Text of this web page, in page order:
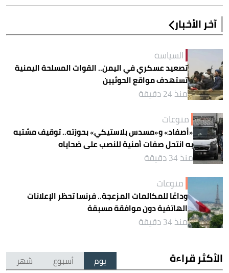
آخر الأخبار
السياسة
تصعيد عسكري في اليمن.. القوات المسلحة اليمنية
تستهدف مواقع الحوثيين
منذ 24 دقيقة
منوعات
«أصفاد» و«مسدس بلاستيكي» بحوزته.. توقيف مشتبه
به انتحل صفات أمنية للنصب على ضحاياه
منذ 34 دقيقة
منوعات
وداعًا للمكالمات المزعجة.. فرنسا تحظر الإعلانات
الهاتفية دون موافقة مسبقة
منذ 34 دقيقة
الأكثر قراءة يوم أسبوع شهر